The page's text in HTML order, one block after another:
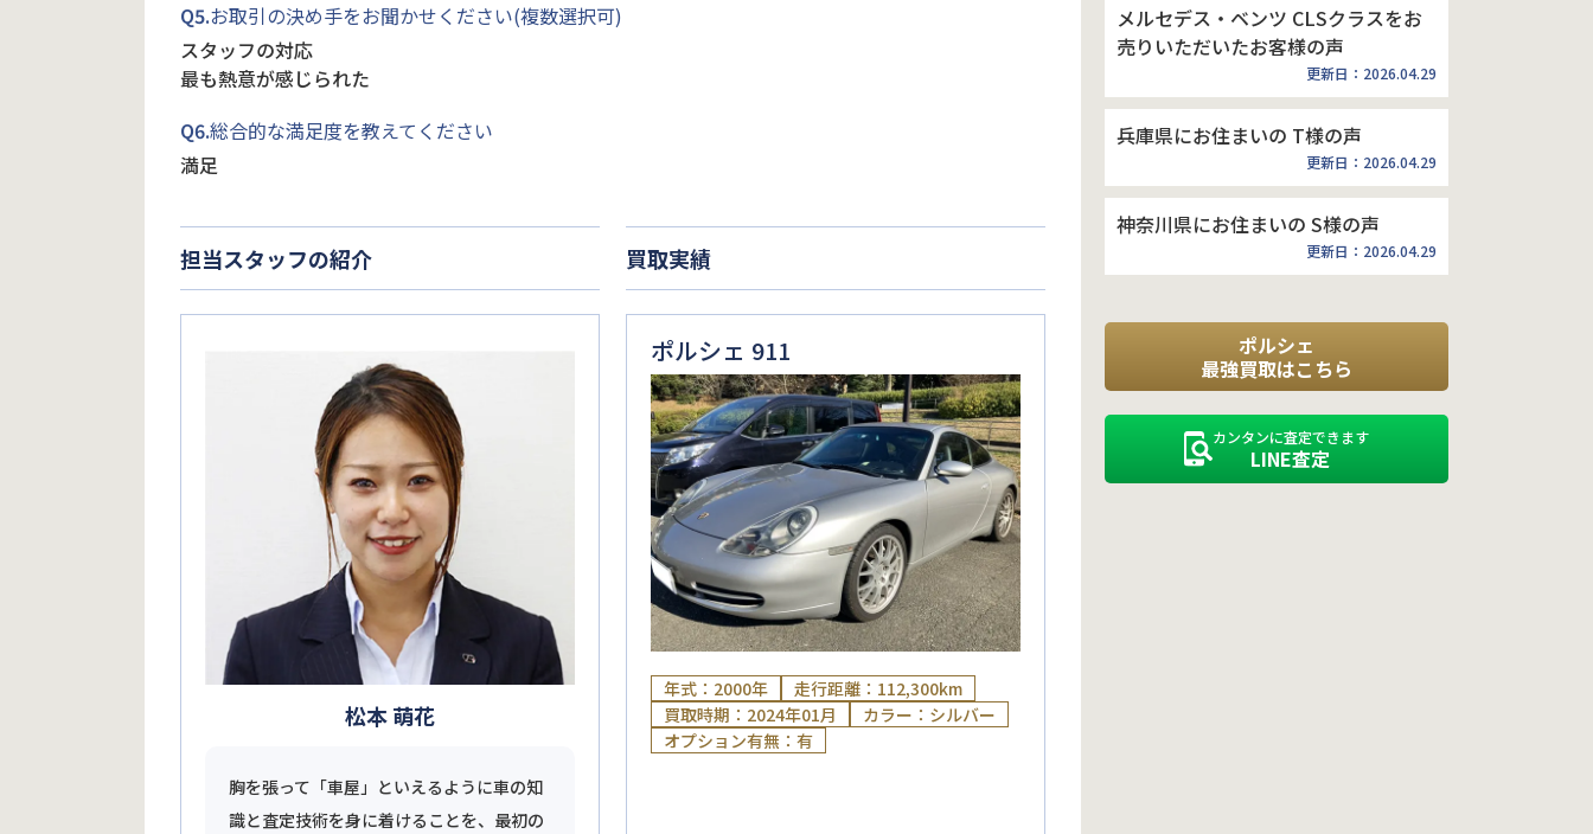
Q5.お取引の決め手をお聞かせください(複数選択可)
スタッフの対応
最も熱意が感じられた
Q6.総合的な満足度を教えてください
満足
担当スタッフの紹介
松本 萌花
胸を張って「車屋」といえるように車の知
識と査定技術を身に着けることを、最初の
買取実績
ポルシェ 911
年式：2000年
走行距離：112,300km
買取時期：2024年01月
カラー：シルバー
オプション有無：有
メルセデス・ベンツ CLSクラスをお
売りいただいたお客様の声
更新日：2026.04.29
兵庫県にお住まいの T様の声
更新日：2026.04.29
神奈川県にお住まいの S様の声
更新日：2026.04.29
ポルシェ
最強買取はこちら
カンタンに査定できます
LINE査定